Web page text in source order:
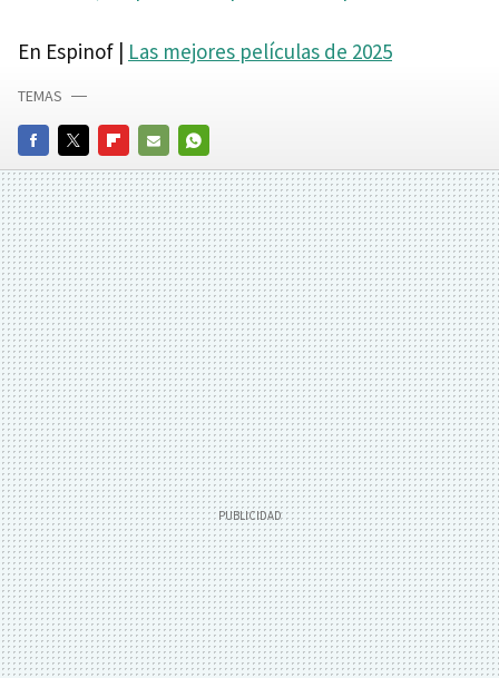
En Espinof | Las mejores películas de 2025
FACEBOOKTWITTERFLIPBOARD
E-
MAIL
WHATSAPP
TEMAS